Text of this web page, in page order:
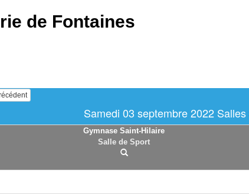
de Fontaines
Samedi 03 septembre 2022
Gymnase Saint-Hilaire
Salle de Sport